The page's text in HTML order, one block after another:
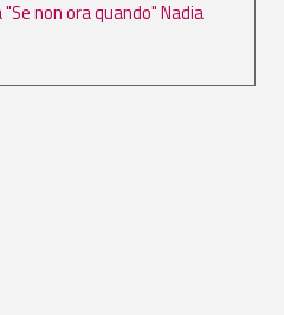
non ora quando" Nadia